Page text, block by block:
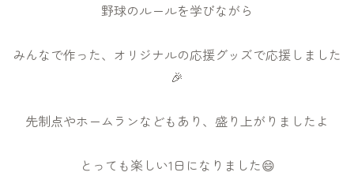
野球のルールを学びながら
みんなで作った、オリジナルの応援グッズで応援しました
🎉
先制点やホームランなどもあり、盛り上がりましたよ
とっても楽しい1日になりました😄